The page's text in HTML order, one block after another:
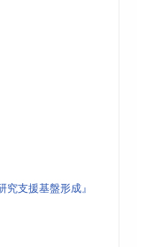
支援基盤形成』